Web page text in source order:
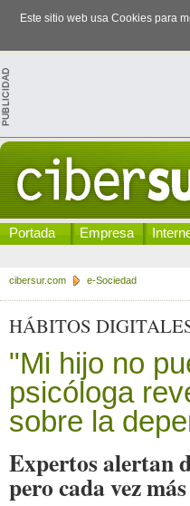
Este sitio web usa Cookies para
Portada Empresa
cibersur.com e-Sociedad
HÁBITOS
"Mi hijo no
psicóloga
sobre la
Expertos alertan
pero cada vez